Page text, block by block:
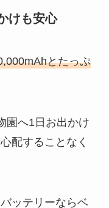
けも安心
とたっぷ
園へ1日お出かけ
配することなく
ッテリーならベ